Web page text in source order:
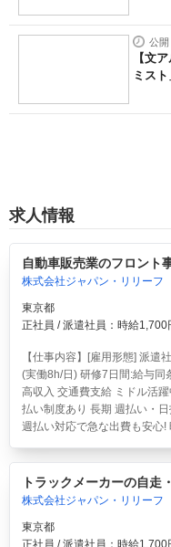
公開
【文
ミス
求人情報
自動車販売業のフロント
株式会社ジャパン・リリーフ
東京都
正社員 / 派遣社員：時給1,700
【仕事内容】[雇用形態] 派遣
(実働8h/日) 研修7日間:給与同
高収入 交通費支給 ミドル活
払い制度あり 長期 週払い・
週払い対応で急な出費も安心!
トラックメーカーの自走
株式会社ジャパン・リリーフ
東京都